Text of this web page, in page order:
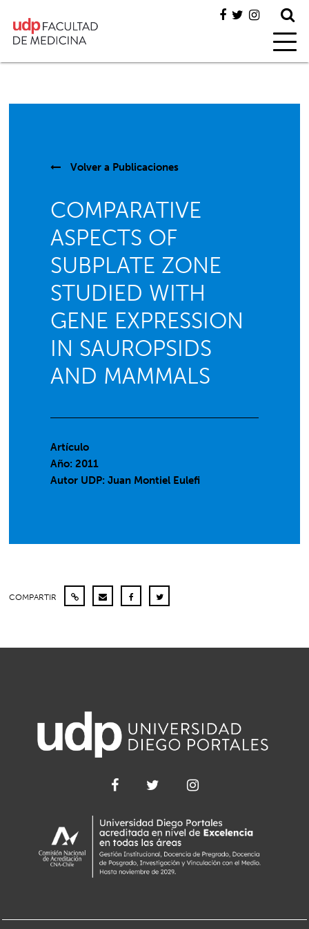
Volver a Publicaciones
COMPARATIVE
ASPECTS OF
SUBPLATE ZONE
STUDIED WITH
GENE EXPRESSION
IN SAUROPSIDS
AND MAMMALS
Artículo
Año: 2011
Autor UDP:Juan Montiel Eulefi
COMPARTIR